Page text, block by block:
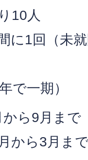
10人
に1回（未
で一期）
から9月まで
から3月ま